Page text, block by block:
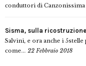
conduttori di
Sisma, sulla
Salvini, e ora anche i
come... 22 Febbraio 2018